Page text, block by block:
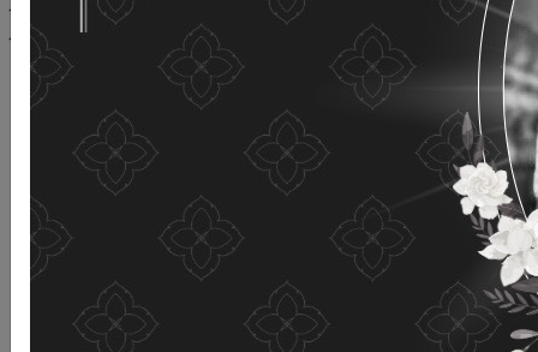
ปิดอ่านด้วยเสียง
ผังเว็บไซต์
เว็บไซต์นี้ใช้คุกกี้ (Cookies)
กรมกิจการผู้สูงอายุ
ให้ความสำคัญต่อข้อมูลส่วนบุคคลของ
ท่าน เพื่อการพัฒนาและปรับปรุงเว็บไซต์ หากท่านใช้บริการ
เว็บไซต์นี้โดยไม่มีการปรับตั้งค่าใดๆ แสดงว่าท่านยินยอมที่จะ
รับคุกกี้บนเว็บไซต์ และนโยบายสิทธิส่วนบุคคลของเรา
ดูรายละเอียด ยอมรับทั้งหมด
02-659-6811 saraban@dop.mail.go.th